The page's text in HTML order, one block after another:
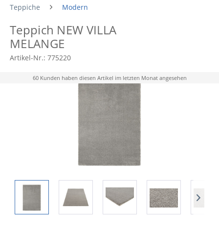
Teppiche Modern
Teppich NEW VILLA
MELANGE
Artikel-Nr.: 775220
60 Kunden haben diesen Artikel im letzten Monat angesehen